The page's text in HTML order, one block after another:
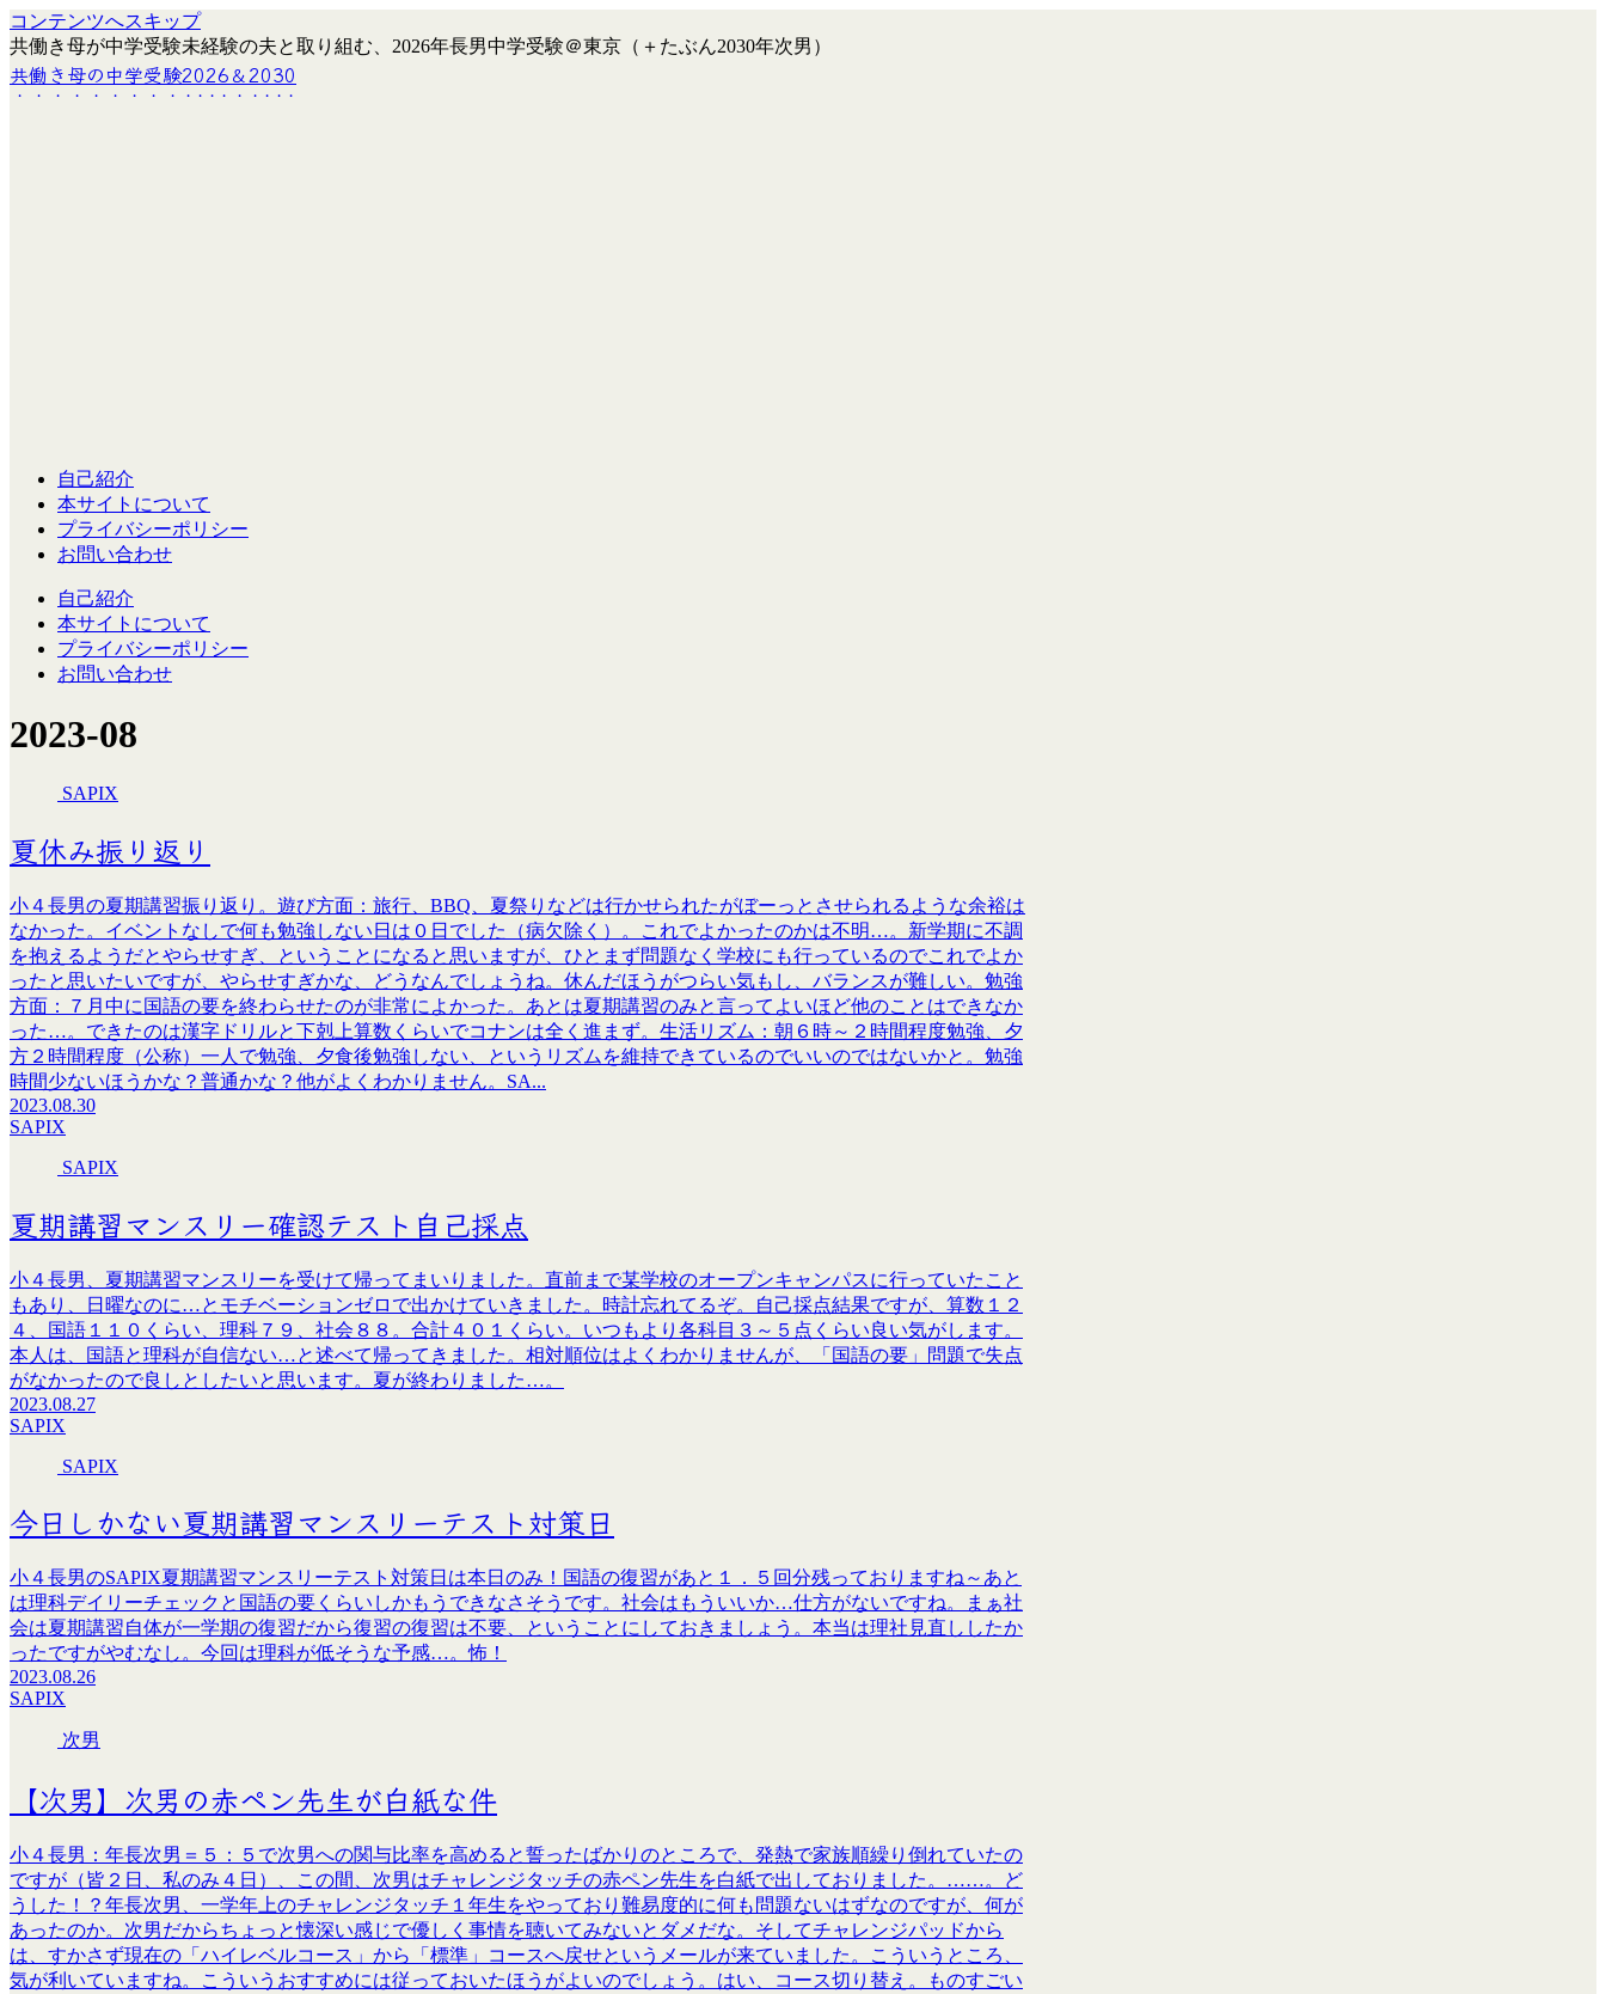
コンテンツへスキップ
共働き母が中学受験未経験の夫と取り組む、2026年長男中学受験＠東京（＋たぶん2030年次男）
共働き母の中学受験2026＆2030
自己紹介
本サイトについて
プライバシーポリシー
お問い合わせ
自己紹介
本サイトについて
プライバシーポリシー
お問い合わせ
2023-08
SAPIX
夏休み振り返り
小４長男の夏期講習振り返り。遊び方面：旅行、BBQ、夏祭りなどは行かせられたがぼーっとさせられるような余裕は
なかった。イベントなしで何も勉強しない日は０日でした（病欠除く）。これでよかったのかは不明…。新学期に不調
を抱えるようだとやらせすぎ、ということになると思いますが、ひとまず問題なく学校にも行っているのでこれでよか
ったと思いたいですが、やらせすぎかな、どうなんでしょうね。休んだほうがつらい気もし、バランスが難しい。勉強
方面：７月中に国語の要を終わらせたのが非常によかった。あとは夏期講習のみと言ってよいほど他のことはできなか
った…。できたのは漢字ドリルと下剋上算数くらいでコナンは全く進まず。生活リズム：朝６時～２時間程度勉強、夕
方２時間程度（公称）一人で勉強、夕食後勉強しない、というリズムを維持できているのでいいのではないかと。勉強
時間少ないほうかな？普通かな？他がよくわかりません。SA...
2023.08.30
SAPIX
SAPIX
夏期講習マンスリー確認テスト自己採点
小４長男、夏期講習マンスリーを受けて帰ってまいりました。直前まで某学校のオープンキャンパスに行っていたこと
もあり、日曜なのに…とモチベーションゼロで出かけていきました。時計忘れてるぞ。自己採点結果ですが、算数１２
４、国語１１０くらい、理科７９、社会８８。合計４０１くらい。いつもより各科目３～５点くらい良い気がします。
本人は、国語と理科が自信ない…と述べて帰ってきました。相対順位はよくわかりませんが、「国語の要」問題で失点
がなかったので良しとしたいと思います。夏が終わりました…。
2023.08.27
SAPIX
SAPIX
今日しかない夏期講習マンスリーテスト対策日
小４長男のSAPIX夏期講習マンスリーテスト対策日は本日のみ！国語の復習があと１．５回分残っておりますね～あと
は理科デイリーチェックと国語の要くらいしかもうできなさそうです。社会はもういいか…仕方がないですね。まぁ社
会は夏期講習自体が一学期の復習だから復習の復習は不要、ということにしておきましょう。本当は理社見直ししたか
ったですがやむなし。今回は理科が低そうな予感…。怖！
2023.08.26
SAPIX
次男
【次男】次男の赤ペン先生が白紙な件
小４長男：年長次男＝５：５で次男への関与比率を高めると誓ったばかりのところで、発熱で家族順繰り倒れていたの
ですが（皆２日、私のみ４日）、この間、次男はチャレンジタッチの赤ペン先生を白紙で出しておりました。……。ど
うした！？年長次男、一学年上のチャレンジタッチ１年生をやっており難易度的に何も問題ないはずなのですが、何が
あったのか。次男だからちょっと懐深い感じで優しく事情を聴いてみないとダメだな。そしてチャレンジパッドから
は、すかさず現在の「ハイレベルコース」から「標準」コースへ戻せというメールが来ていました。こういうところ、
気が利いていますね。こういうおすすめには従っておいたほうがよいのでしょう。はい、コース切り替え。ものすごい